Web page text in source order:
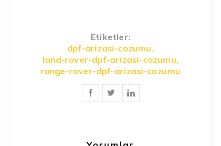
Etiketler:
dpf-arizasi-cozumu,
land-rover-dpf-arizasi-cozumu,
range-rover-dpf-arizasi-cozumu